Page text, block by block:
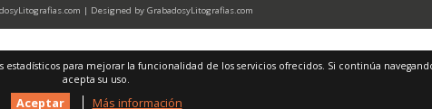
| Designed by GrabadosyLitografias.com
para mejorar la funcionalidad de los servicios ofrecidos. Si continúa
acepta su uso.
Aceptar Más información